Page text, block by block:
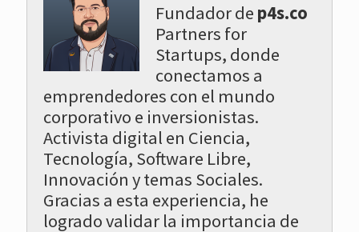
Fundador de p4s.co
Partners for
Startups, donde
conectamos a
emprendedores con el mundo
corporativo e inversionistas.
Activista digital en Ciencia,
Tecnología, Software Libre,
Innovación y temas Sociales.
Gracias a esta experiencia, he
logrado validar la importancia de